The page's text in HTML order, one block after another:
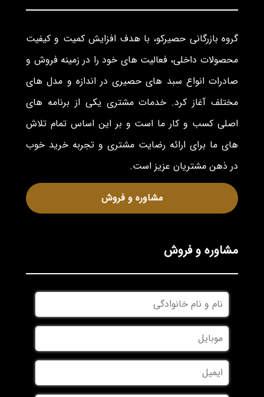
گروه بازرگانی حصیرکو، با هدف افزایش کمیت و کیفیت
محصولات داخلی، فعالیت های خود را در زمینه فروش و
صادرات انواع سبد های حصیری در اندازه و مدل های
مختلف آغاز کرد. خدمات مشتری یکی از برنامه های
اصلی کسب و کار ما است و بر این اساس تمام تلاش
های ما برای ارائه رضایت مشتری و تجربه خرید خوب
در ذهن مشتریان عزیز است.
مشاوره و فروش
مشاوره و فروش
نام
و
نام
خانوادگی
موبایل
ایمیل